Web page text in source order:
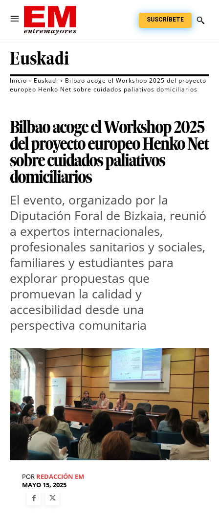
SUSCRÍBETE
Euskadi
Inicio Euskadi
Bilbao acoge el Workshop 2025 del proyecto
europeo Henko Net sobre cuidados paliativos domiciliarios
Bilbao acoge el Workshop 2025
del proyecto europeo Henko Net
sobre cuidados paliativos
domiciliarios
El evento, organizado por la
Diputación Foral de Bizkaia, reunió
a expertos internacionales,
profesionales sanitarios y sociales,
familiares y estudiantes para
explorar propuestas que
promuevan la calidad y
accesibilidad desde una
perspectiva comunitaria
POR REDACCIÓN EM
MAYO 15, 2025